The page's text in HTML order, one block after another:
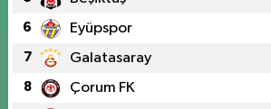
6 Eyüpspor
7 Galatasaray
8 Çorum FK